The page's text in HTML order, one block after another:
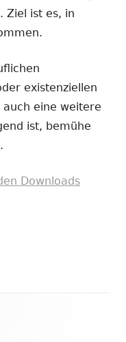
Ziel ist es, in
existenziellen
auch eine weitere
ist, bemühe
Downloads